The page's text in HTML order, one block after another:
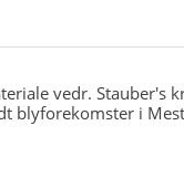
vedr. Stauber's
blyforekomster i